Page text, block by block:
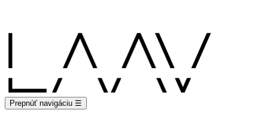
Prepnúť navigáciu ☰